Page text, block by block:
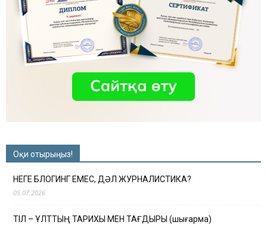
Оқи отырыңыз!
НЕГЕ БЛОГИНГ ЕМЕС, ДӘЛ ЖУРНАЛИСТИКА?
05.07.2026
ТІЛ – ҰЛТТЫҢ ТАРИХЫ МЕН ТАҒДЫРЫ (шығарма)